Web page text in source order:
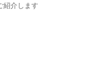
紹介します